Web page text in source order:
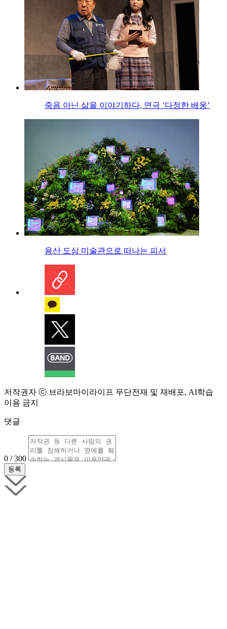
죽음 아닌 삶을 이야기하다, 연극 ‘다정한 배웅’
용산 도심 미술관으로 떠나는 피서
저작권자 ⓒ 브라보마이라이프 무단전재 및 재배포, AI학습
이용 금지
댓글
0 / 300